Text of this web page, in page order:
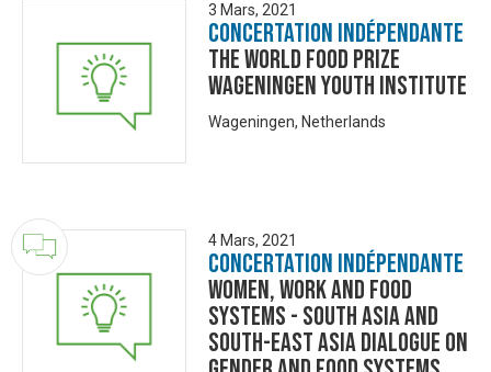
3 Mars, 2021
Concertation Indépendante
The World Food Prize
Wageningen Youth Institute
Wageningen, Netherlands
4 Mars, 2021
Concertation Indépendante
Women, Work and Food
Systems - South Asia and
South-East Asia Dialogue on